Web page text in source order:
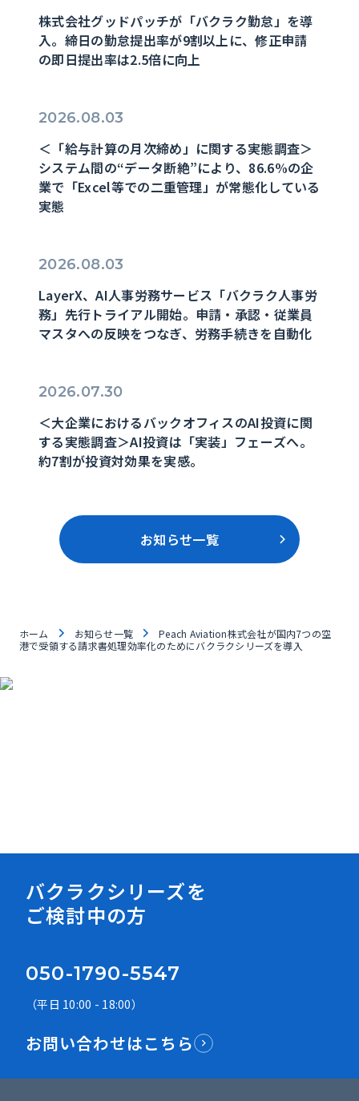
株式会社グッドパッチが「バクラク勤怠」を導
入。締日の勤怠提出率が9割以上に、修正申請
の即日提出率は2.5倍に向上
2026.08.03
＜「給与計算の月次締め」に関する実態調査＞
システム間の“データ断絶”により、86.6%の企
業で「Excel等での二重管理」が常態化している
実態
2026.08.03
LayerX、AI人事労務サービス「バクラク人事労
務」先行トライアル開始。申請・承認・従業員
マスタへの反映をつなぎ、労務手続きを自動化
2026.07.30
＜大企業におけるバックオフィスのAI投資に関
する実態調査＞AI投資は「実装」フェーズへ。
約7割が投資対効果を実感。
お知らせ一覧
ホーム お知らせ一覧
Peach Aviation株式会社が国内7つの空
港で受領する請求書処理効率化のためにバクラクシリーズを導入
バクラクシリーズを
ご検討中の方
050-1790-5547
（平日 10:00 - 18:00）
お問い合わせはこちら